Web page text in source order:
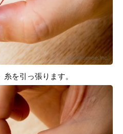
、糸を引っ張ります。